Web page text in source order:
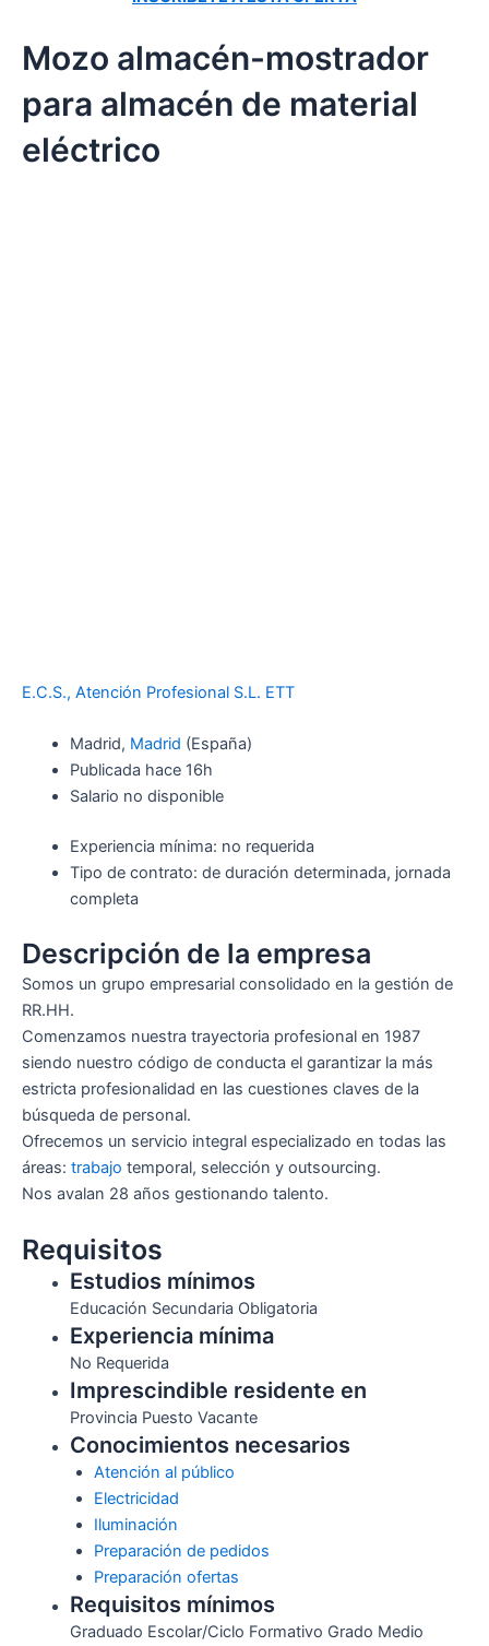
Mozo almacén-mostrador
para almacén de material
eléctrico
E.C.S., Atención Profesional S.L. ETT
Madrid, Madrid (España)
Publicada hace 16h
Salario no disponible
Experiencia mínima: no requerida
Tipo de contrato: de duración determinada, jornada
completa
Descripción de la empresa
Somos un grupo empresarial consolidado en la gestión de
RR.HH.
Comenzamos nuestra trayectoria profesional en 1987
siendo nuestro código de conducta el garantizar la más
estricta profesionalidad en las cuestiones claves de la
búsqueda de personal.
Ofrecemos un servicio integral especializado en todas las
áreas: trabajo temporal, selección y outsourcing.
Nos avalan 28 años gestionando talento.
Requisitos
Estudios mínimos
Educación Secundaria Obligatoria
Experiencia mínima
No Requerida
Imprescindible residente en
Provincia Puesto Vacante
Conocimientos necesarios
Atención al público
Electricidad
Iluminación
Preparación de pedidos
Preparación ofertas
Requisitos mínimos
Graduado Escolar/Ciclo Formativo Grado Medio